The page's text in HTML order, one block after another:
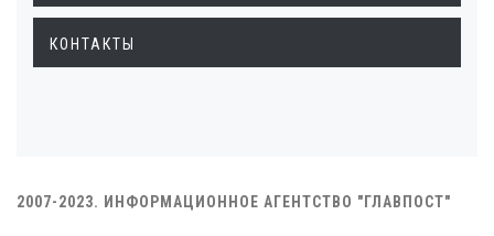
КОНТАКТЫ
2007-2023. ИНФОРМАЦИОННОЕ АГЕНТСТВО "ГЛАВПОСТ"